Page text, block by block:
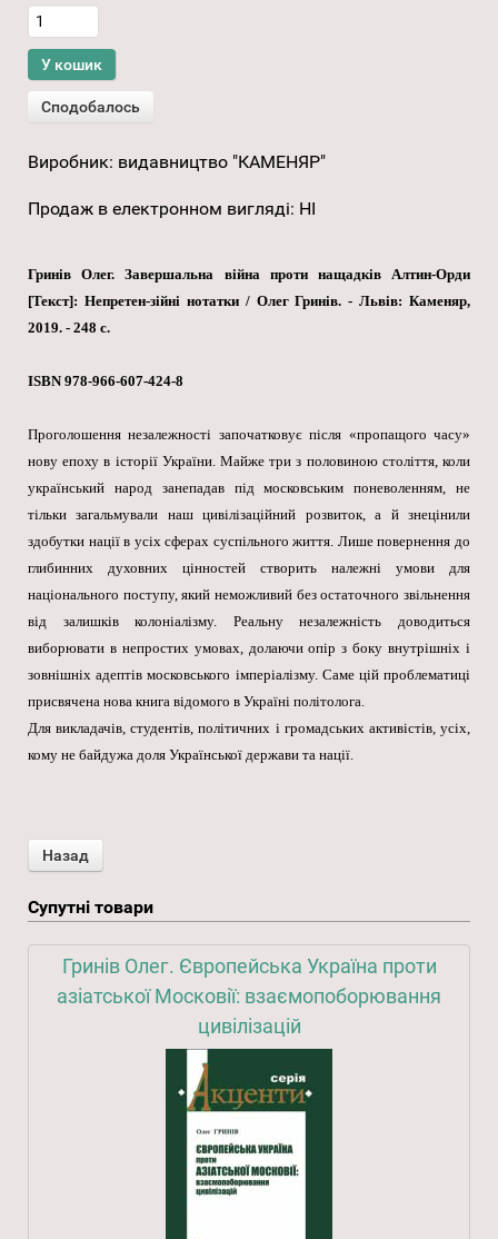
Виробник: видавництво "КАМЕНЯР"
Продаж в електронном вигляді: НІ
Гринів Олег. Завершальна війна проти нащадків Алтин-Орди
[Текст]: Непретен-зійні нотатки / Олег Гринів. - Львів: Каменяр,
2019. - 248 с.
ISBN 978-966-607-424-8
Проголошення незалежності започатковує після «пропащого часу»
нову епоху в історії України. Майже три з половиною століття, коли
український народ занепадав під московським поневоленням, не
тільки загальмували наш цивілізаційний розвиток, а й знецінили
здобутки нації в усіх сферах суспільного життя. Лише повернення до
глибинних духовних цінностей створить належні умови для
національного поступу, який неможливий без остаточного звільнення
від залишків колоніалізму. Реальну незалежність доводиться
виборювати в непростих умовах, долаючи опір з боку внутрішніх і
зовнішніх адептів московського імперіалізму. Саме цій проблематиці
присвячена нова книга відомого в Україні політолога.
Для викладачів, студентів, політичних і громадських активістів, усіх,
кому не байдужа доля Української держави та нації.
Супутні товари
Гринів Олег. Європейська Україна проти
азіатської Московії: взаємопоборювання
цивілізацій